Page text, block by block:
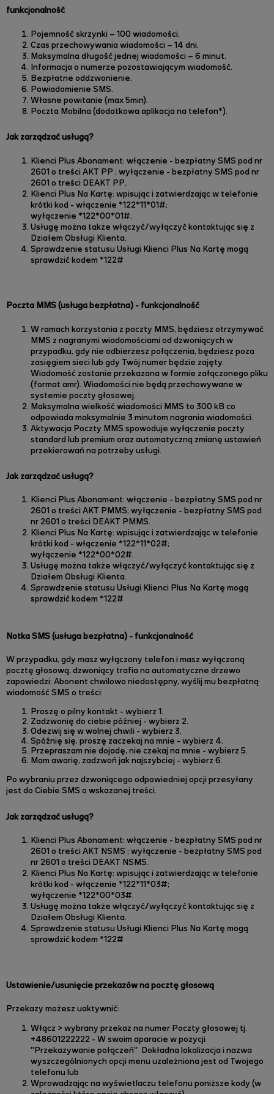
funkcjonalność
Pojemność skrzynki – 100 wiadomości.
Czas przechowywania wiadomości – 14 dni.
Maksymalna długość jednej wiadomości – 6 minut.
Informacja o numerze pozostawiającym wiadomość.
Bezpłatne oddzwonienie.
Powiadomienie SMS.
Własne powitanie (max 5min).
Poczta Mobilna (dodatkowa aplikacja na telefon*).
Jak zarządzać usługą?
Klienci Plus Abonament: włączenie - bezpłatny SMS pod nr
2601 o treści AKT PP ; wyłączenie - bezpłatny SMS pod nr
2601 o treści DEAKT PP.
Klienci Plus Na Kartę: wpisując i zatwierdzając w telefonie
krótki kod - włączenie *122*11*01#;
wyłączenie *122*00*01#.
Usługę można także włączyć/wyłączyć kontaktując się z
Działem Obsługi Klienta.
Sprawdzenie statusu Usługi Klienci Plus Na Kartę mogą
sprawdzić kodem *122#
Poczta MMS(usługa bezpłatna) - funkcjonalność
W ramach korzystania z poczty MMS, będziesz otrzymywać
MMS z nagranymi wiadomościami od dzwoniących w
przypadku, gdy nie odbierzesz połączenia, będziesz poza
zasięgiem sieci lub gdy Twój numer będzie zajęty.
Wiadomość zostanie przekazana w formie załączonego pliku
(format amr). Wiadomości nie będą przechowywane w
systemie poczty głosowej.
Maksymalna wielkość wiadomości MMS to 300 kB co
odpowiada maksymalnie 3 minutom nagrania wiadomości.
Aktywacja Poczty MMS spowoduje wyłączenie poczty
standard lub premium oraz automatyczną zmianę ustawień
przekierowań na potrzeby usługi.
Jak zarządzać usługą?
Klienci Plus Abonament: włączenie - bezpłatny SMS pod nr
2601 o treści AKT PMMS; wyłączenie - bezpłatny SMS pod
nr 2601 o treści DEAKT PMMS.
Klienci Plus Na Kartę: wpisując i zatwierdzając w telefonie
krótki kod - włączenie *122*11*02#;
wyłączenie *122*00*02#.
Usługę można także włączyć/wyłączyć kontaktując się z
Działem Obsługi Klienta.
Sprawdzenie statusu Usługi Klienci Plus Na Kartę mogą
sprawdzić kodem *122#
Notka SMS (usługa bezpłatna) - funkcjonalność
W przypadku, gdy masz wyłączony telefon i masz wyłączoną
pocztę głosową, dzwoniący trafia na automatyczne drzewo
zapowiedzi: Abonent chwilowo niedostępny, wyślij mu bezpłatną
wiadomość SMS o treści:
Proszę o pilny kontakt - wybierz 1.
Zadzwonię do ciebie później - wybierz 2.
Odezwij się w wolnej chwili - wybierz 3.
Spóźnię się, proszę zaczekaj na mnie - wybierz 4.
Przepraszam nie dojadę, nie czekaj na mnie - wybierz 5.
Mam awarię, zadzwoń jak najszybciej - wybierz 6.
Po wybraniu przez dzwoniącego odpowiedniej opcji przesyłany
jest do Ciebie SMS o wskazanej treści.
Jak zarządzać usługą?
Klienci Plus Abonament: włączenie - bezpłatny SMS pod nr
2601 o treści AKT NSMS ; wyłączenie - bezpłatny SMS pod
nr 2601 o treści DEAKT NSMS.
Klienci Plus Na Kartę: wpisując i zatwierdzając w telefonie
krótki kod - włączenie *122*11*03#;
wyłączenie *122*00*03#.
Usługę można także włączyć/wyłączyć kontaktując się z
Działem Obsługi Klienta.
Sprawdzenie statusu Usługi Klienci Plus Na Kartę mogą
sprawdzić kodem *122#
Ustawienie/usunięcie przekazów na pocztę głosową
Przekazy możesz uaktywnić:
Włącz > wybrany przekaz na numer Poczty głosowej tj.
+48601222222 - W swoim aparacie w pozycji
"Przekazywanie połączeń" Dokładna lokalizacja i nazwa
wyszczególnionych opcji menu uzależniona jest od Twojego
telefonu lub
Wprowadzając na wyświetlaczu telefonu poniższe kody (w